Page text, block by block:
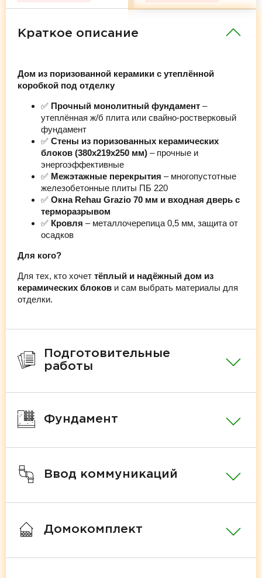
Краткое описание
Дом из поризованной керамики с утеплённой
коробкой под отделку
✅ Прочный монолитный фундамент –
утеплённая ж/б плита или свайно-ростверковый
фундамент
✅ Стены из поризованных керамических
блоков (380х219х250 мм) – прочные и
энергоэффективные
✅ Межэтажные перекрытия – многопустотные
железобетонные плиты ПБ 220
✅ Окна Rehau Grazio 70 мм и входная дверь с
терморазрывом
✅ Кровля – металлочерепица 0,5 мм, защита от
осадков
Для кого?
Для тех, кто хочет тёплый и надёжный дом из
керамических блоков и сам выбрать материалы для
отделки.
Подготовительные
работы
Фундамент
Ввод коммуникаций
Домокомплект